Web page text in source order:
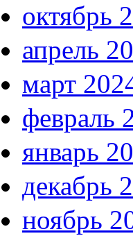
октябрь
апрель
март
февраль
январь
декабрь
ноябрь